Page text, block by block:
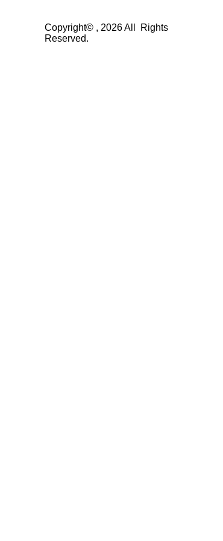
Copyright© , 2026 All Rights
Reserved.